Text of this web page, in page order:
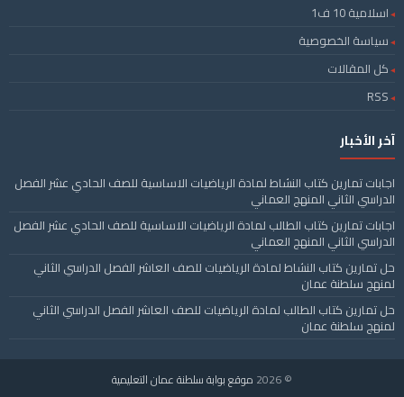
اسلامية 10 ف1
سياسة الخصوصية
كل المقالات
RSS
آخر الأخبار
اجابات تمارين كتاب النشاط لمادة الرياضيات الاساسية للصف الحادي عشر الفصل
الدراسي الثاني المنهج العماني
اجابات تمارين كتاب الطالب لمادة الرياضيات الاساسية للصف الحادي عشر الفصل
الدراسي الثاني المنهج العماني
حل تمارين كتاب النشاط لمادة الرياضيات للصف العاشر الفصل الدراسي الثاني
لمنهج سلطنة عمان
حل تمارين كتاب الطالب لمادة الرياضيات للصف العاشر الفصل الدراسي الثاني
لمنهج سلطنة عمان
© 2026 موقع بوابة سلطنة عمان التعليمية